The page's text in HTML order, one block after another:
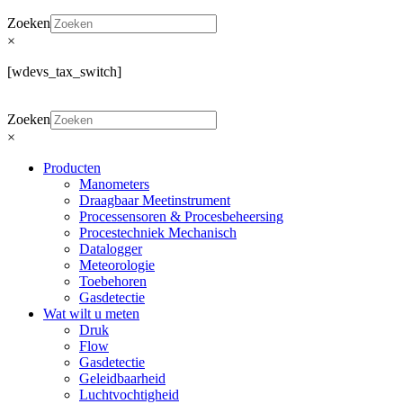
Zoeken
×
[wdevs_tax_switch]
Zoeken
×
Producten
Manometers
Draagbaar Meetinstrument
Processensoren & Procesbeheersing
Procestechniek Mechanisch
Datalogger
Meteorologie
Toebehoren
Gasdetectie
Wat wilt u meten
Druk
Flow
Gasdetectie
Geleidbaarheid
Luchtvochtigheid